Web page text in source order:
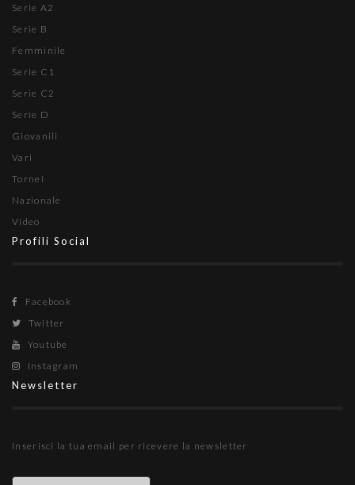
Serie A2
Serie B
Femminile
Serie C1
Serie C2
Serie D
Giovanili
Vari
Tornei
Nazionale
Video
Profili Social
Facebook
Twitter
Youtube
Instagram
Newsletter
Inserisci la tua email per ricevere la newsletter